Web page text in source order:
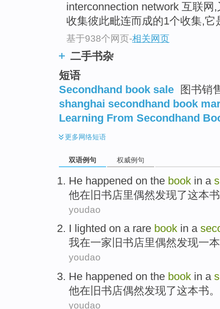
interconnection network 互联
收集彼此毗连而成的1个收集,它
基于938个网页-相关网页
二手书杂
短语
Secondhand book sale
图书销
shanghai secondhand book
Learning From Secondhand
更多网络短语
双语例句 权威例句
He happened on the book in a
他在 旧书店里偶然发现了这本
youdao
I lighted on a rare book in a
我在一家旧书店里偶然发现一本
youdao
He happened on the book in a
他在 旧书店偶然发现了这本书。
youdao